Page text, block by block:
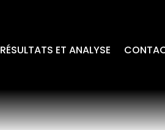
RÉSULTATS ET ANALYSE